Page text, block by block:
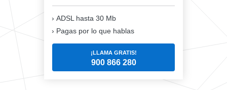
ADSL hasta 30 Mb
Pagas por lo que hablas
¡LLAMA GRATIS!
900 866 280